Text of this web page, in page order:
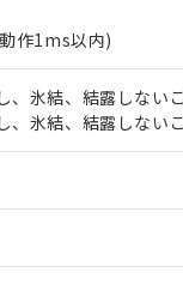
作1ms以内)
氷結、結露しない
氷結、結露しない
。
の非含有証明書
当社基準）
で非含有を証明する
ル酸エステル類４
に対応日を記載して
在庫切替を完了し